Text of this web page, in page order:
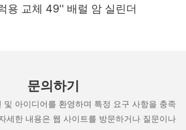
용 교체 49'' 배럴 암 실린더
문의하기
및 아이디어를 환영하며 특정 요구 사항을 충족
세한 내용은 웹 사이트를 방문하거나 질문이나